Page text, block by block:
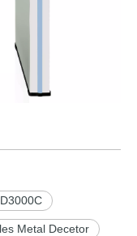
Metal Decetor